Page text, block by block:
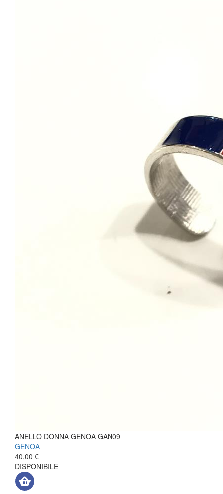
ANELLO DONNA GENOA GAN09
GENOA
40,00 €
DISPONIBILE